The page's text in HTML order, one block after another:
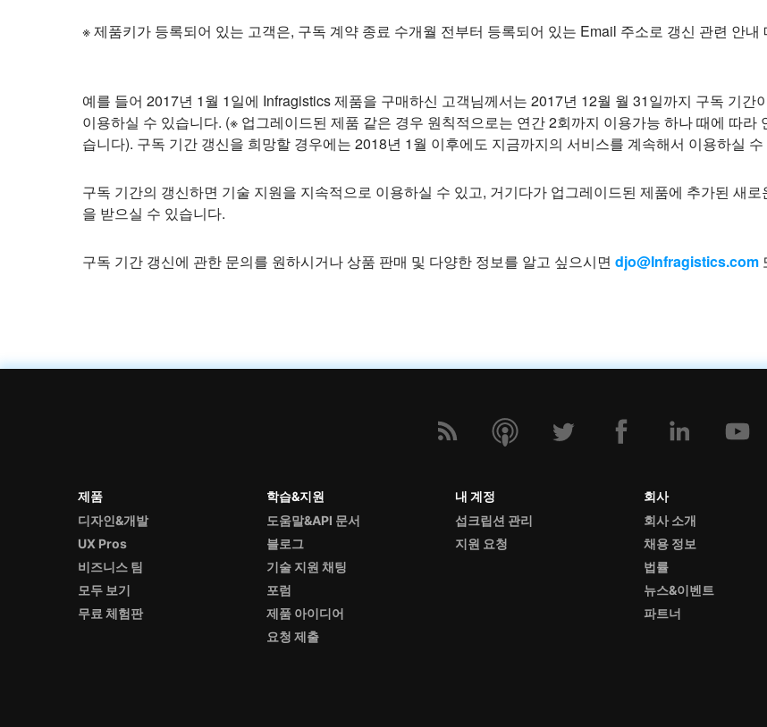
※ 제품키가 등록되어 있는 고객은, 구독 계약 종료 수개월 전부터 등록되어 있는 Email 주소로 갱신 관련 안내
예를 들어 2017년 1월 1일에 Infragistics 제품을 구매하신 고객님께서는 2017년 12월 월 31일까지 구독 기
이용하실 수 있습니다. (※ 업그레이드된 제품 같은 경우 원칙적으로는 연간 2회까지 이용가능 하나 때에 따
습니다). 구독 기간 갱신을 희망할 경우에는 2018년 1월 이후에도 지금까지의 서비스를 계속해서 이용하실
구독 기간의 갱신하면 기술 지원을 지속적으로 이용하실 수 있고, 거기다가 업그레이드된 제품에 추가된 새
을 받으실 수 있습니다.
구독 기간 갱신에 관한 문의를 원하시거나 상품 판매 및 다양한 정보를 알고 싶으시면 djo@Infragistics.com
제품
디자인&개발
UX Pros
비즈니스 팀
모두 보기
무료 체험판
학습&지원
도움말&API 문서
블로그
기술 지원 채팅
포럼
제품 아이디어
요청 제출
내 계정
섭크립션 관리
지원 요청
회사
회사 소개
채용 정보
법률
뉴스&이벤트
파트너